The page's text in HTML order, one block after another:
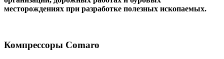
месторождениях при разработке полезных ископаемых.
Компрессоры Comaro